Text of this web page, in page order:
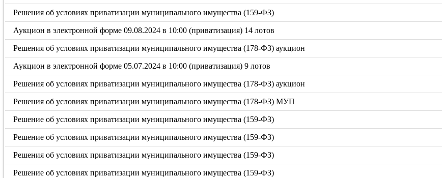
Решения об условиях приватизации муниципального имущества (159-ФЗ)
Аукцион в электронной форме 09.08.2024 в 10:00 (приватизация) 14 лотов
Решения об условиях приватизации муниципального имущества (178-ФЗ) аукцион
Аукцион в электронной форме 05.07.2024 в 10:00 (приватизация) 9 лотов
Решения об условиях приватизации муниципального имущества (178-ФЗ) аукцион
Решения об условиях приватизации муниципального имущества (178-ФЗ) МУП
Решение об условиях приватизации муниципального имущества (159-ФЗ)
Решение об условиях приватизации муниципального имущества (159-ФЗ)
Решения об условиях приватизации муниципального имущества (159-ФЗ)
Решение об условиях приватизации муниципального имущества (159-ФЗ)